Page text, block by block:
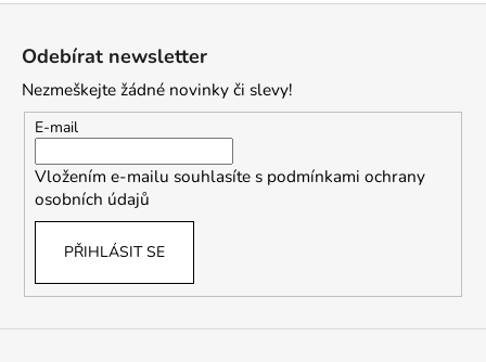
p
r
k
y
u
í
Odebírat newsletter
Nezmeškejte žádné novinky či slevy!
E-mail
Vložením e-mailu souhlasíte s podmínkami ochrany
osobních údajů
PŘIHLÁSIT SE